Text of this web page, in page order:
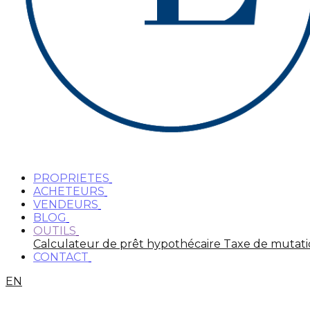
PROPRIETES
ACHETEURS
VENDEURS
BLOG
OUTILS
Calculateur de prêt hypothécaire Taxe de
CONTACT
EN